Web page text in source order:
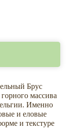
Брус
массива
Именно
и еловые
и текстуре